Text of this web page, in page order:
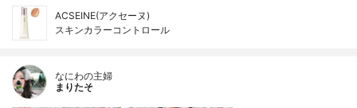
ACSEINE(アクセーヌ)
スキンカラーコントロール
なにわの主婦
まりたそ